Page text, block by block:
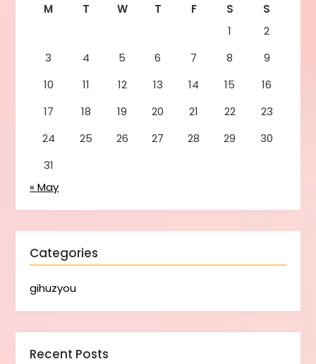
M T W T F S
S
1
2
3
4 5 6 7 8
9
10
11 12 13 14 15
16
17
18 19 20 21 22
23
24
25 26 27 28 29
30
31
« May
Categories
gihuzyou
Recent Posts